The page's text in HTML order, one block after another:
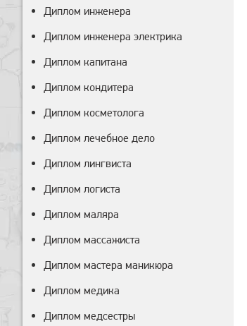
Диплом инженера
Диплом инженера электрика
Диплом капитана
Диплом кондитера
Диплом косметолога
Диплом лечебное дело
Диплом лингвиста
Диплом логиста
Диплом маляра
Диплом массажиста
Диплом мастера маникюра
Диплом медика
Диплом медсестры